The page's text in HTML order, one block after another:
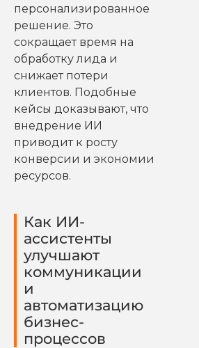
персонализированное
решение. Это
сокращает время на
обработку лида и
снижает потери
клиентов. Подобные
кейсы доказывают, что
внедрение ИИ
приводит к росту
конверсии и экономии
ресурсов.
Как ИИ-
ассистенты
улучшают
коммуникации
и
автоматизацию
бизнес-
процессов